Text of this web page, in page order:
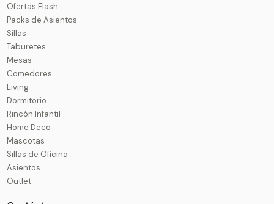
Ofertas Flash
Packs de Asientos
Sillas
Taburetes
Mesas
Comedores
Living
Dormitorio
Rincón Infantil
Home Deco
Mascotas
Sillas de Oficina
Asientos
Outlet